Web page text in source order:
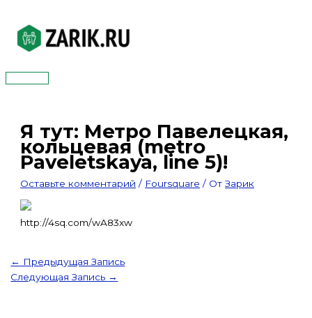
содержимому
Главное
Я тут: Метро Павелецкая,
кольцевая (metro
Paveletskaya, line 5)!
Оставьте комментарий / Foursquare / ОтЗарик
http://4sq.com/wA83xw
← Предыдущая Запись
Следующая Запись →